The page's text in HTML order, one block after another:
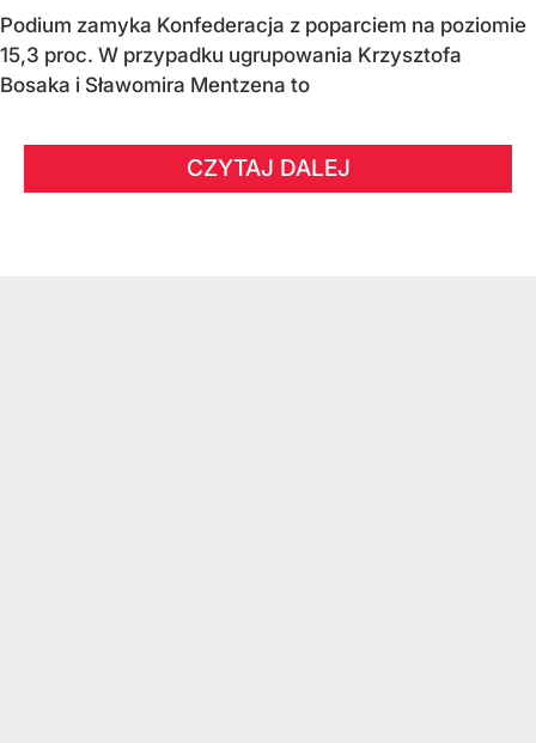
Podium zamyka Konfederacja z poparciem na poziomie
15,3 proc. W przypadku ugrupowania Krzysztofa
Bosaka i Sławomira Mentzena to
CZYTAJ DALEJ